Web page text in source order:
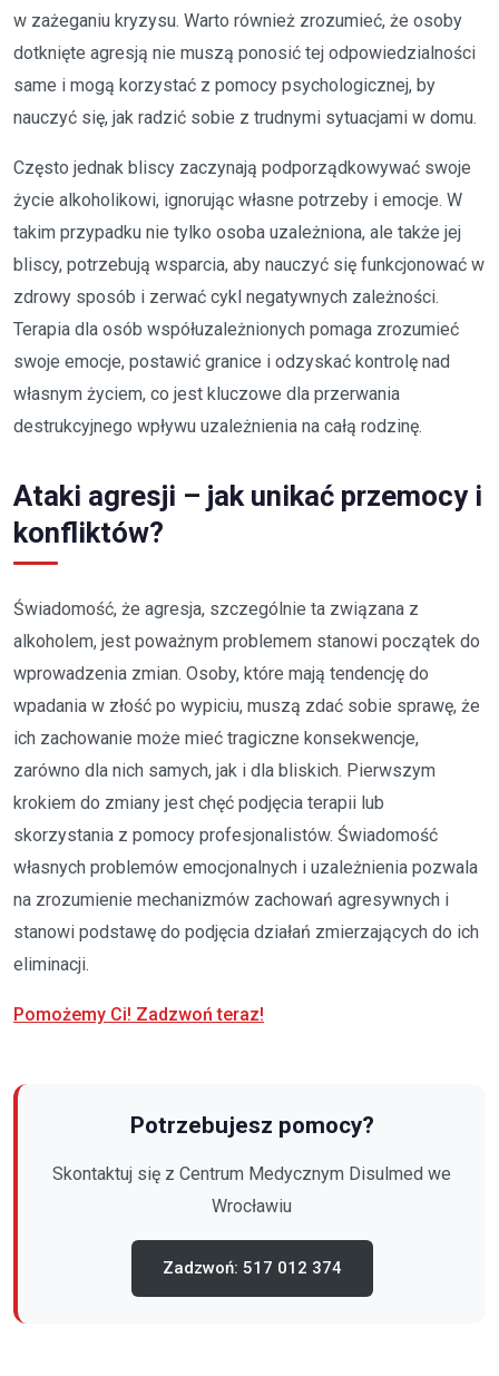
w zażeganiu kryzysu. Warto również zrozumieć, że osoby
dotknięte agresją nie muszą ponosić tej odpowiedzialności
same i mogą korzystać z pomocy psychologicznej, by
nauczyć się, jak radzić sobie z trudnymi sytuacjami w domu.
Często jednak bliscy zaczynają podporządkowywać swoje
życie alkoholikowi, ignorując własne potrzeby i emocje. W
takim przypadku nie tylko osoba uzależniona, ale także jej
bliscy, potrzebują wsparcia, aby nauczyć się funkcjonować w
zdrowy sposób i zerwać cykl negatywnych zależności.
Terapia dla osób współuzależnionych pomaga zrozumieć
swoje emocje, postawić granice i odzyskać kontrolę nad
własnym życiem, co jest kluczowe dla przerwania
destrukcyjnego wpływu uzależnienia na całą rodzinę.
Ataki agresji – jak unikać przemocy i
konfliktów?
Świadomość, że agresja, szczególnie ta związana z
alkoholem, jest poważnym problemem stanowi początek do
wprowadzenia zmian. Osoby, które mają tendencję do
wpadania w złość po wypiciu, muszą zdać sobie sprawę, że
ich zachowanie może mieć tragiczne konsekwencje,
zarówno dla nich samych, jak i dla bliskich. Pierwszym
krokiem do zmiany jest chęć podjęcia terapii lub
skorzystania z pomocy profesjonalistów. Świadomość
własnych problemów emocjonalnych i uzależnienia pozwala
na zrozumienie mechanizmów zachowań agresywnych i
stanowi podstawę do podjęcia działań zmierzających do ich
eliminacji.
Pomożemy Ci! Zadzwoń teraz!
Potrzebujesz pomocy?
Skontaktuj się z Centrum Medycznym Disulmed we
Wrocławiu
Zadzwoń: 517 012 374